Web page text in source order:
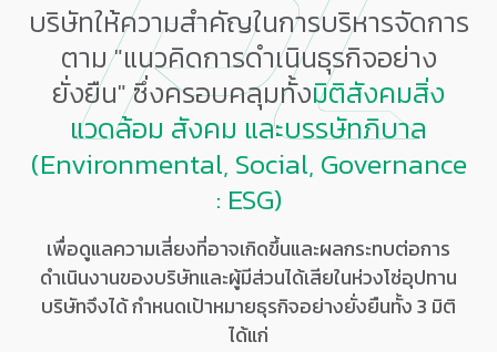
บริษัทให้ความสำคัญในการบริหารจัดการ
ตาม "แนวคิดการดำเนินธุรกิจอย่าง
ยั่งยืน" ซึ่งครอบคลุมทั้งมิติสังคมสิ่ง
แวดล้อม สังคม และบรรษัทภิบาล
(Environmental, Social, Governance
: ESG)
เพื่อดูแลความเสี่ยงที่อาจเกิดขึ้นและผลกระทบต่อการ
ดำเนินงานของบริษัทและผู้มีส่วนได้เสียในห่วงโซ่อุปทาน
บริษัทจึงได้ กำหนดเป้าหมายธุรกิจอย่างยั่งยืนทั้ง 3 มิติ
ได้แก่